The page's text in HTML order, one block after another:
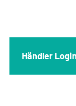
Händler Login